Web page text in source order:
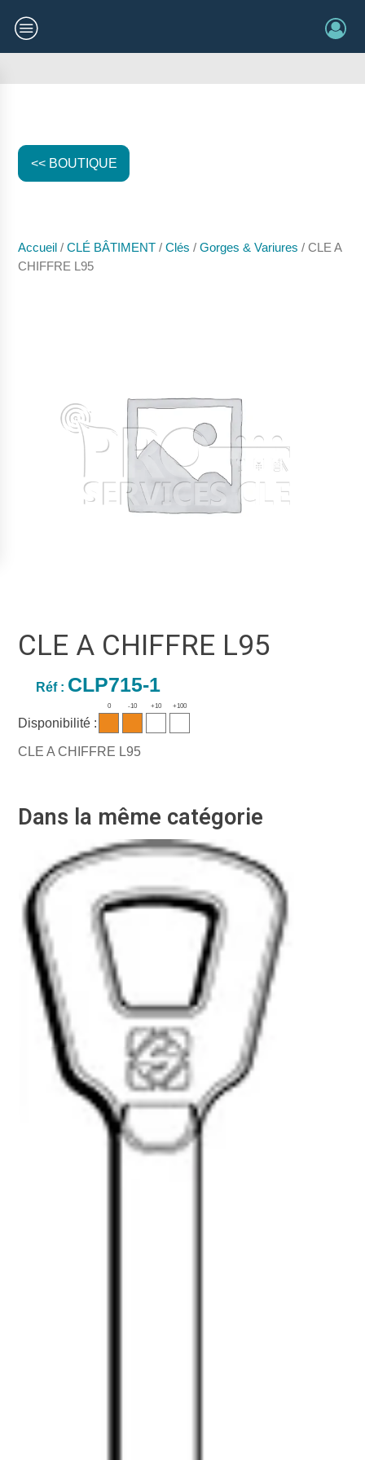
<< BOUTIQUE
Accueil /CLÉ BÂTIMENT /Clés /Gorges & Variures / CLE A
CHIFFRE L95
CLE A CHIFFRE L95
Réf : CLP715-1
Disponibilité :
0 -10 +10 +100
CLE A CHIFFRE L95
Dans la même catégorie